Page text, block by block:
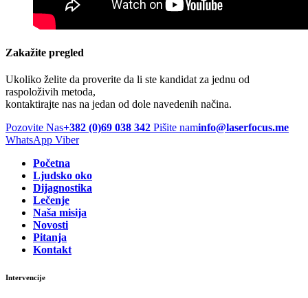
Zakažite pregled
Ukoliko želite da proverite da li ste kandidat za jednu od
raspoloživih metoda,
kontaktirajte nas na jedan od dole navedenih načina.
Pozovite Nas+382 (0)69 038 342 Pišite naminfo@laserfocus.me
WhatsApp Viber
Početna
Ljudsko oko
Dijagnostika
Lečenje
Naša misija
Novosti
Pitanja
Kontakt
Intervencije